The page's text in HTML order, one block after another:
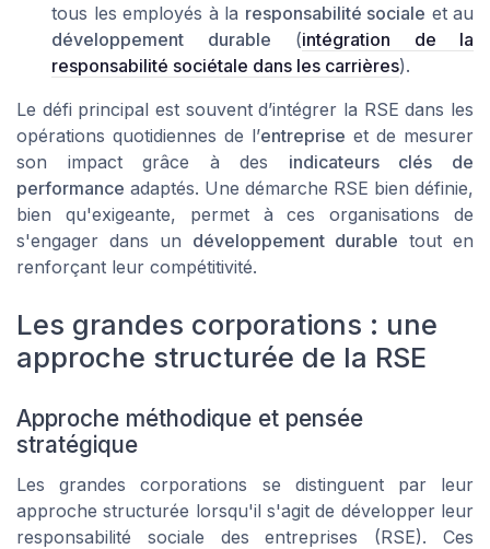
tous les employés à la responsabilité sociale et au
développement durable (intégration de la
responsabilité sociétale dans les carrières).
Le défi principal est souvent d’intégrer la RSE dans les
opérations quotidiennes de l’entreprise et de mesurer
son impact grâce à des indicateurs clés de
performance adaptés. Une démarche RSE bien définie,
bien qu'exigeante, permet à ces organisations de
s'engager dans un développement durable tout en
renforçant leur compétitivité.
Les grandes corporations : une
approche structurée de la RSE
Approche méthodique et pensée
stratégique
Les grandes corporations se distinguent par leur
approche structurée lorsqu'il s'agit de développer leur
responsabilité sociale des entreprises (RSE). Ces